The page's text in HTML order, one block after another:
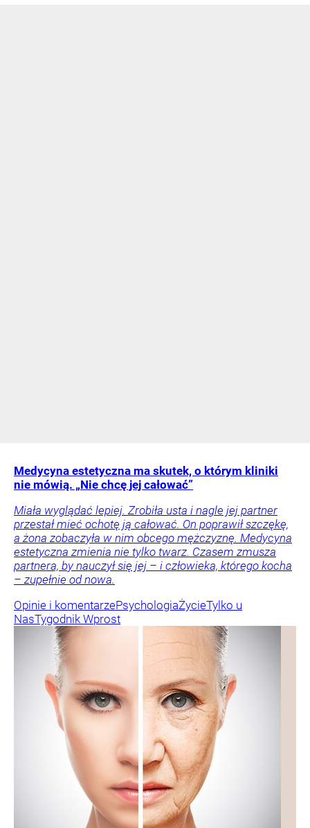
Medycyna estetyczna ma skutek, o którym kliniki
nie mówią. „Nie chcę jej całować”
Miała wyglądać lepiej. Zrobiła usta i nagle jej partner
przestał mieć ochotę ją całować. On poprawił szczękę,
a żona zobaczyła w nim obcego mężczyznę. Medycyna
estetyczna zmienia nie tylko twarz. Czasem zmusza
partnera, by nauczył się jej – i człowieka, którego kocha
– zupełnie od nowa.
Opinie i komentarzePsychologiaŻycieTylko u
NasTygodnik Wprost